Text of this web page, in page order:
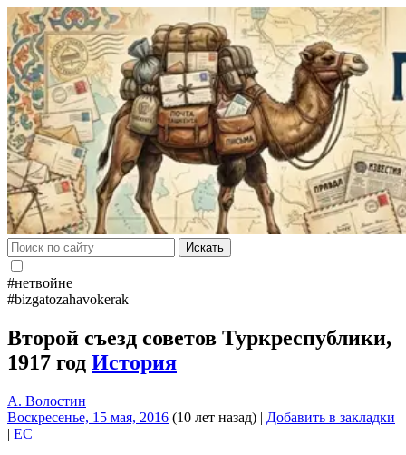
Искать
#нетвойне
#bizgatozahavokerak
Второй съезд советов Туркреспублики,
1917 год История
А. Волостин
Воскресенье, 15 мая, 2016 (10 лет назад) | Добавить в закладки
| EC